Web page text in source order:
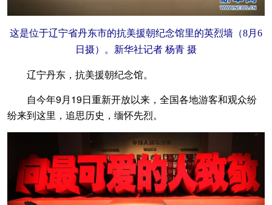
这是位于辽宁省丹东市的抗美援朝纪念馆里的英烈墙（8月6
日摄）。新华社记者 杨青 摄
辽宁丹东，抗美援朝纪念馆。
自今年9月19日重新开放以来，全国各地游客和观众纷
纷来到这里，追思历史，缅怀先烈。